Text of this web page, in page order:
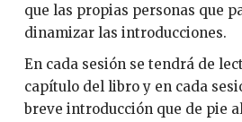
que las propias personas que
dinamizar las introducciones.
En cada sesión se tendrá de
capítulo del libro y en cada
breve introducción que de pie